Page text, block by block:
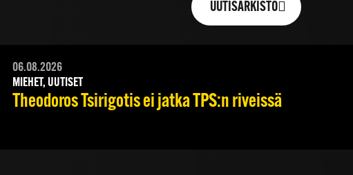
UUTISARKISTO
06.08.2026
MIEHET, UUTISET
Theodoros Tsirigotis ei jatka TPS:n riveissä